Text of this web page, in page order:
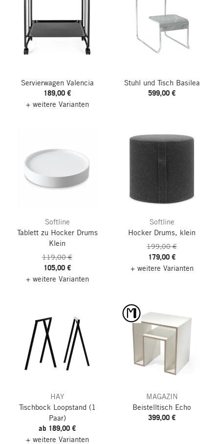
Servierwagen Valencia
189,00 €
+ weitere Varianten
Stuhl und Tisch Basilea
599,00 €
Softline
Tablett zu Hocker Drums
Klein
119,00 €
105,00 €
+ weitere Varianten
Softline
Hocker Drums, klein
199,00 €
179,00 €
+ weitere Varianten
HAY
Tischbock Loopstand (1
Paar)
ab 189,00 €
+ weitere Varianten
MAGAZIN
Beistelltisch Echo
399,00 €